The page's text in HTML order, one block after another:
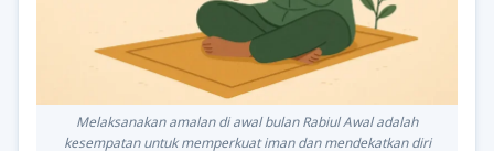
Melaksanakan amalan di awal bulan Rabiul Awal adalah
kesempatan untuk memperkuat iman dan mendekatkan diri